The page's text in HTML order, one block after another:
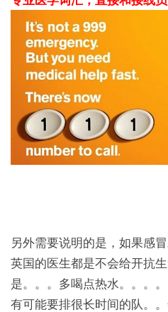
另外需要说明的是，如果感
英国的医生都是不会给开抗
是。。。多喝点热水。。。
有可能要排很长时间的队。